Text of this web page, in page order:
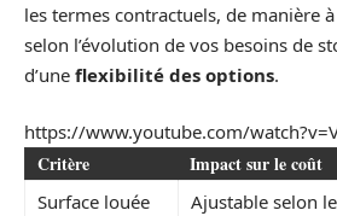
les termes contractuels, de manière
selon l’évolution de vos besoins de
d’une flexibilité des options.
https://www.youtube.com/
Critère Impact sur le coût
Surface louée
Ajustable selon